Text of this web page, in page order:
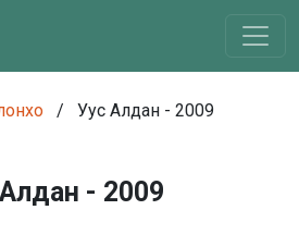
/ Уус Алдан - 2009
- 2009